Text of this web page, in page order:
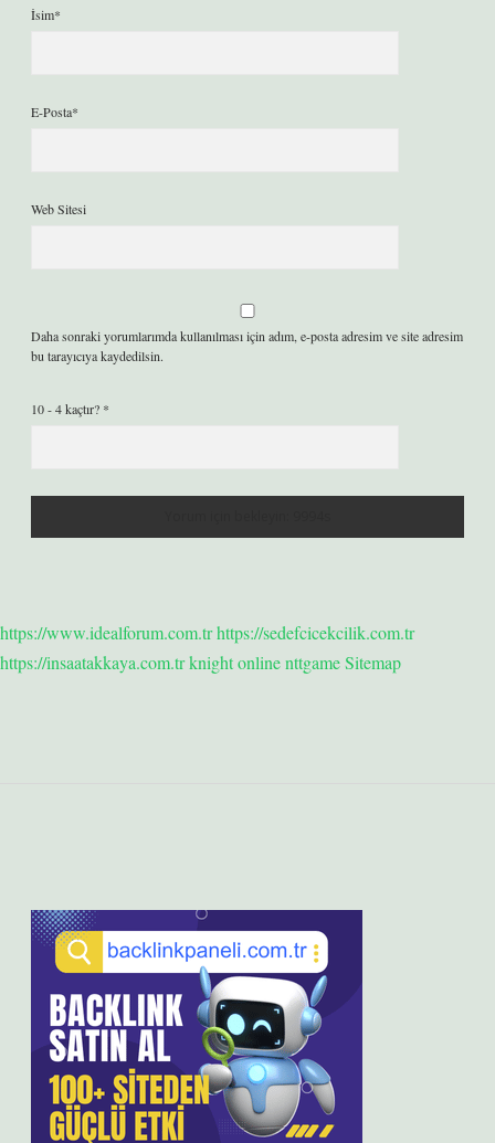
İsim*
E-Posta*
Web Sitesi
Daha sonraki yorumlarımda kullanılması için adım, e-posta adresim ve site adresim
bu tarayıcıya kaydedilsin.
10 - 4 kaçtır? *
https://www.idealforum.com.trhttps://sedefcicekcilik.com.tr
https://insaatakkaya.com.trknight onlinenttgameSitemap